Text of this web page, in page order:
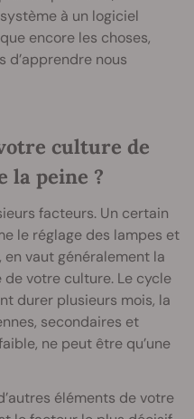
à un logiciel
encore les choses,
d’apprendre nous
culture de
la peine ?
facteurs. Un certain
le réglage des lampes et
en vaut généralement la
de votre culture. Le cycle
durer plusieurs mois, la
secondaires et
ne peut être qu’une
éléments de votre